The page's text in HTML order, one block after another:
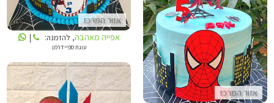
אזור המרכז
אפייה מאהבה, להזמנה: |
עוגת ספיידרמן
אזור המרכז
SHANI GVILI